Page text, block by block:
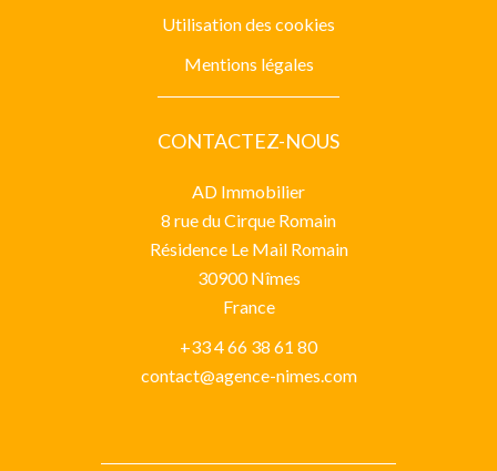
Utilisation des cookies
Mentions légales
CONTACTEZ-NOUS
AD Immobilier
8 rue du Cirque Romain
Résidence Le Mail Romain
30900Nîmes
France
+33 4 66 38 61 80
contact@agence-nimes.com